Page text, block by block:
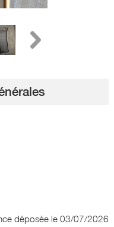
déposée le 03/07/2026